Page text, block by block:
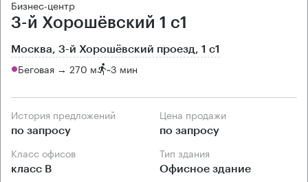
Бизнес-центр
3-й Хорошёвский 1 с1
Москва, 3-й Хорошёвский проезд, 1 с1
Беговая → 270 м ~3 мин
История предложений
по запросу
Цена продажи
по запросу
Класс офисов
класс B
Тип здания
Офисное здание